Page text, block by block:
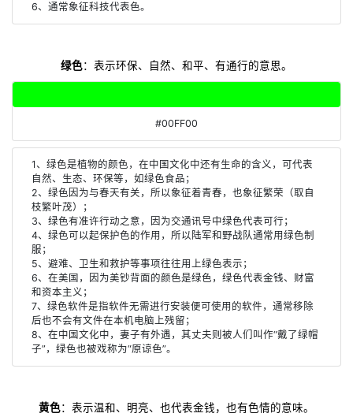
6、通常象征科技代表色。
绿色：表示环保、自然、和平、有通行的意思。
#00FF00
1、绿色是植物的颜色，在中国文化中还有生命的含义，可代表
自然、生态、环保等，如绿色食品；
2、绿色因为与春天有关，所以象征着青春，也象征繁荣（取自
枝繁叶茂）；
3、绿色有准许行动之意，因为交通讯号中绿色代表可行；
4、绿色可以起保护色的作用，所以陆军和野战队通常用绿色制
服；
5、避难、卫生和救护等事项往往用上绿色表示；
6、在美国，因为美钞背面的颜色是绿色，绿色代表金钱、财富
和资本主义；
7、绿色软件是指软件无需进行安装便可使用的软件，通常移除
后也不会有文件在本机电脑上残留；
8、在中国文化中，妻子有外遇，其丈夫则被人们叫作“戴了绿帽
子”，绿色也被戏称为“原谅色”。
黄色：表示温和、明亮、也代表金钱，也有色情的意味。